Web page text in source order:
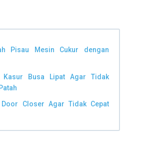
Pisau Mesin Cukur dengan
Kasur Busa Lipat Agar Tidak
Door Closer Agar Tidak Cepat